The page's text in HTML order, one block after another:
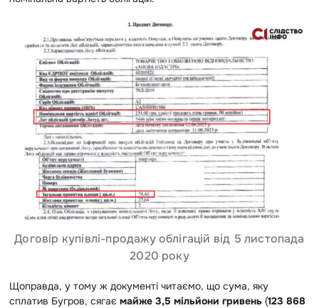
Договір купівлі-продажу облігацій від 5 листопада
2020 року
Щоправда, у тому ж документі читаємо, що сума, яку
сплатив Бугров, сягає майже 3,5 мільйони гривень (123 868